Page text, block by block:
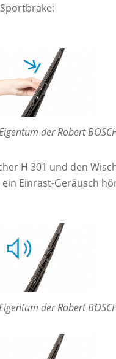
Sportbrake:
der Robert
H 301 und den
Einrast-Geräusch
der Robert